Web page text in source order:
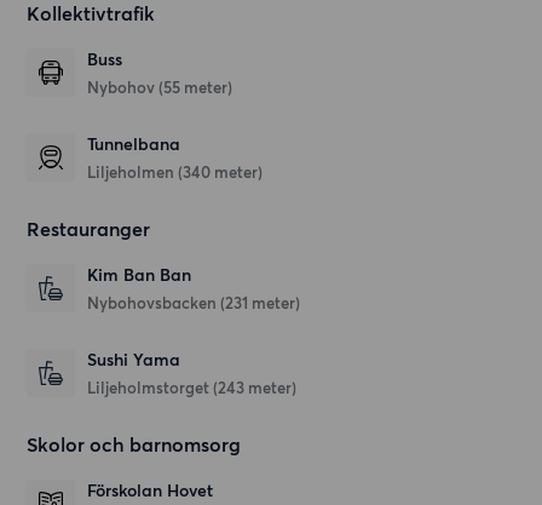
Kollektivtrafik
Buss
Nybohov (55 meter)
Tunnelbana
Liljeholmen (340 meter)
Restauranger
Kim Ban Ban
Nybohovsbacken (231 meter)
Sushi Yama
Liljeholmstorget (243 meter)
Skolor och barnomsorg
Förskolan Hovet